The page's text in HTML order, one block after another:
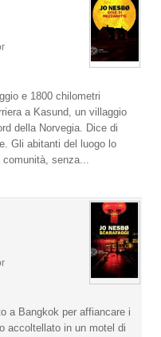
e 1800 chilometri
a Kasund, un villaggio
della Norvegia. Dice di
Gli abitanti del luogo lo
senza...
a Bangkok per affiancare i
accoltellato in un motel di